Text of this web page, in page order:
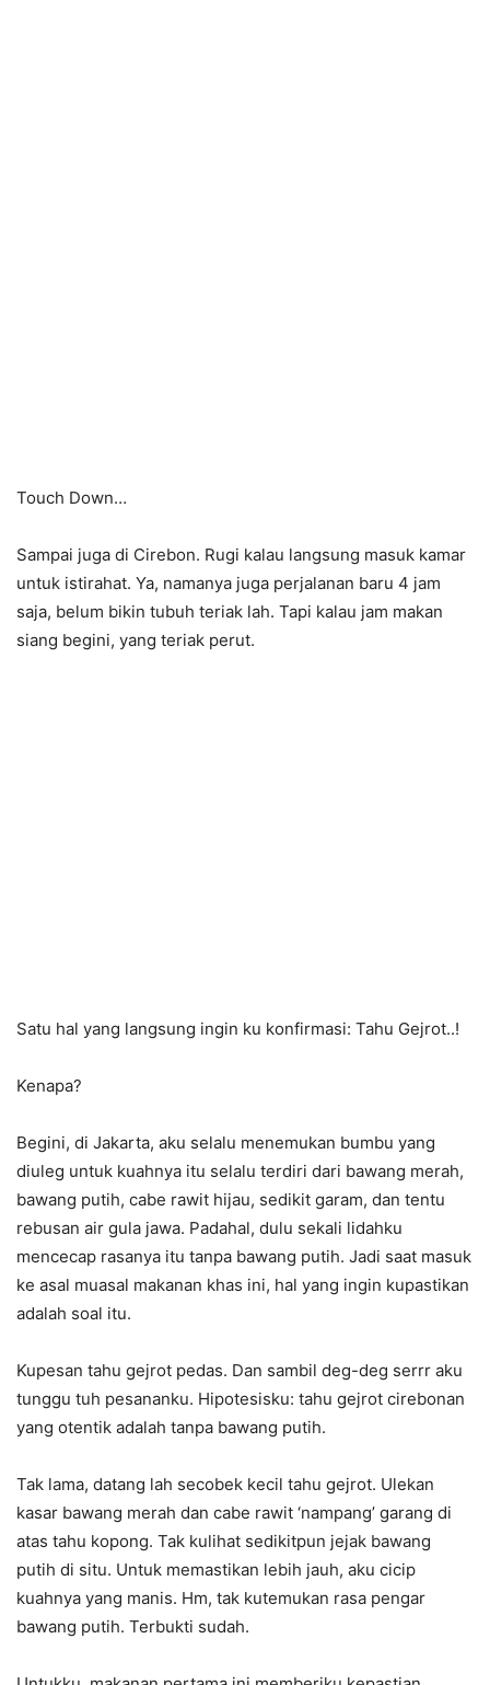
Touch Down…
Sampai juga di Cirebon. Rugi kalau langsung masuk kamar
untuk istirahat. Ya, namanya juga perjalanan baru 4 jam
saja, belum bikin tubuh teriak lah. Tapi kalau jam makan
siang begini, yang teriak perut.
Satu hal yang langsung ingin ku konfirmasi: Tahu Gejrot..!
Kenapa?
Begini, di Jakarta, aku selalu menemukan bumbu yang
diuleg untuk kuahnya itu selalu terdiri dari bawang merah,
bawang putih, cabe rawit hijau, sedikit garam, dan tentu
rebusan air gula jawa. Padahal, dulu sekali lidahku
mencecap rasanya itu tanpa bawang putih. Jadi saat masuk
ke asal muasal makanan khas ini, hal yang ingin kupastikan
adalah soal itu.
Kupesan tahu gejrot pedas. Dan sambil deg-deg serrr aku
tunggu tuh pesananku. Hipotesisku: tahu gejrot cirebonan
yang otentik adalah tanpa bawang putih.
Tak lama, datang lah secobek kecil tahu gejrot. Ulekan
kasar bawang merah dan cabe rawit ‘nampang’ garang di
atas tahu kopong. Tak kulihat sedikitpun jejak bawang
putih di situ. Untuk memastikan lebih jauh, aku cicip
kuahnya yang manis. Hm, tak kutemukan rasa pengar
bawang putih. Terbukti sudah.